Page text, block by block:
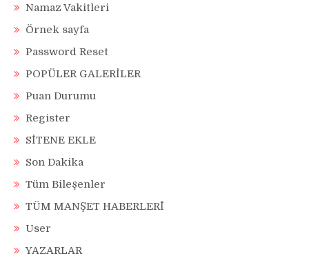
Namaz Vakitleri
Örnek sayfa
Password Reset
POPÜLER GALERİLER
Puan Durumu
Register
SİTENE EKLE
Son Dakika
Tüm Bileşenler
TÜM MANŞET HABERLERİ
User
YAZARLAR